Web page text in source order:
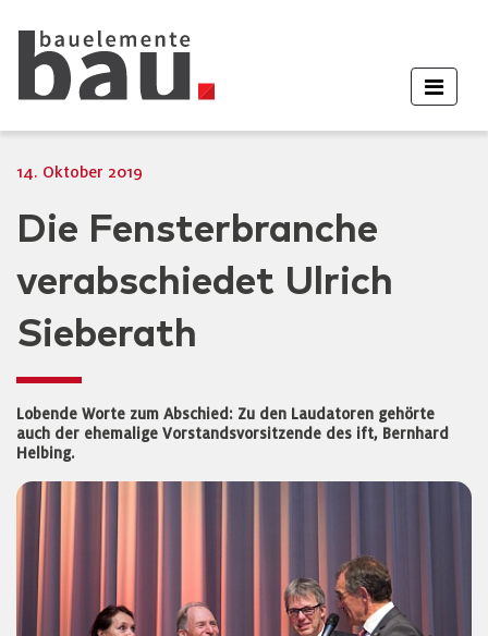
14. Oktober 2019
Die Fensterbranche
verabschiedet Ulrich
Sieberath
Lobende Worte zum Abschied: Zu den Laudatoren gehörte
auch der ehemalige Vorstandsvorsitzende des ift, Bernhard
Helbing.